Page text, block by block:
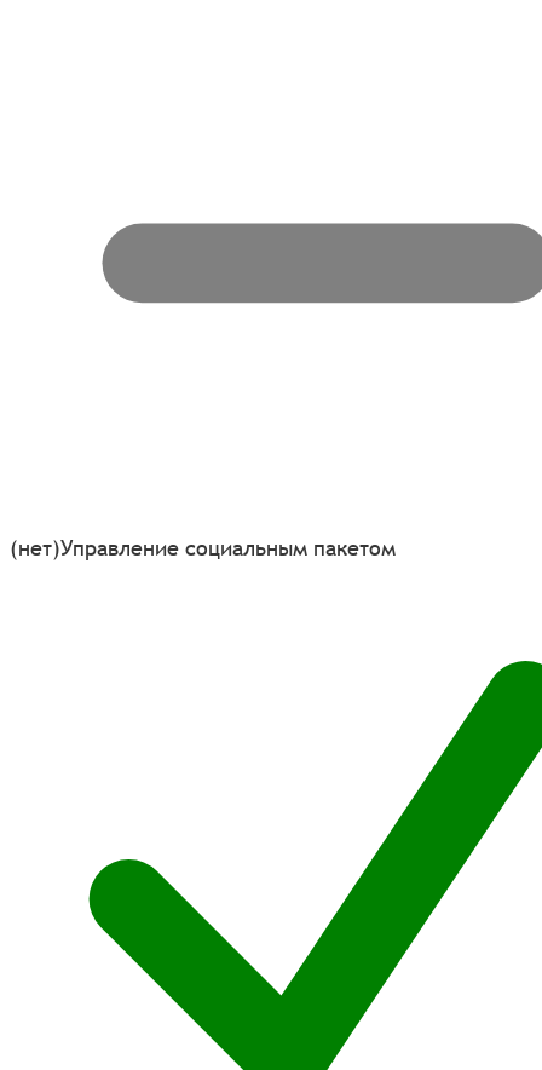
(нет)Управление социальным пакетом